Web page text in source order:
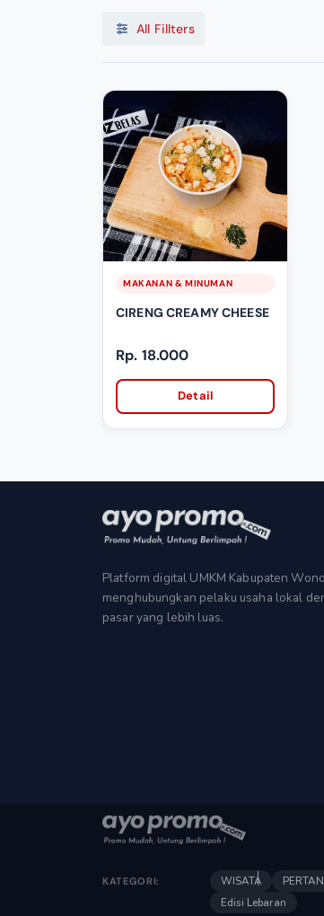
All Fillters
MAKANAN & MINUMAN
CIRENG CREAMY CHEESE
Rp. 18.000
Detail
Platform digital UMKM Kabupaten
menghubungkan pelaku usaha lokal
pasar yang lebih luas.
KATEGORI: WISATA
Edisi Lebaran